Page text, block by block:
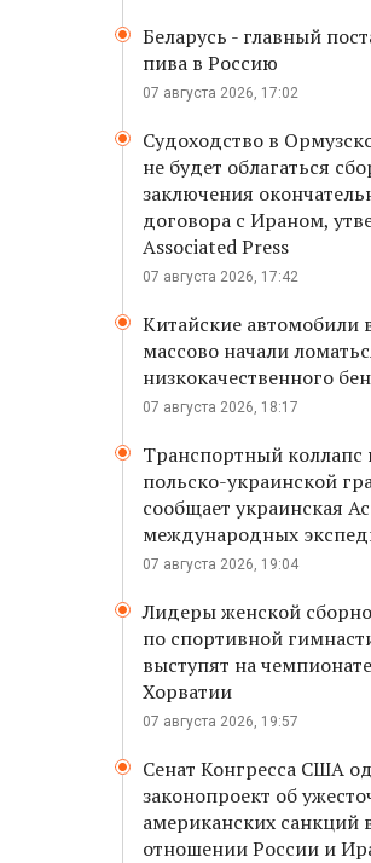
Беларусь - главный
пива в Россию
07 августа 2026, 17:02
Судоходство в
не будет облагаться
заключения
договора с Ираном,
Associated Press
07 августа 2026, 17:42
Китайские автомобили
массово начали
низкокачественного
07 августа 2026, 18:17
Транспортный коллапс
польско-украинской
сообщает украинская
международных
07 августа 2026, 19:04
Лидеры женской
по спортивной
выступят на
Хорватии
07 августа 2026, 19:57
Сенат Конгресса США
законопроект об
американских санкций
отношении России и